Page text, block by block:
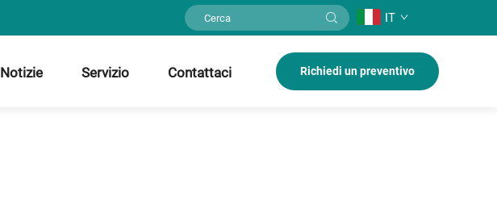
IT
Notizie Servizio Contattaci Richiedi un preventivo